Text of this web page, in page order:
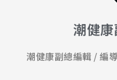
潮健
潮健康副總編輯 / 編